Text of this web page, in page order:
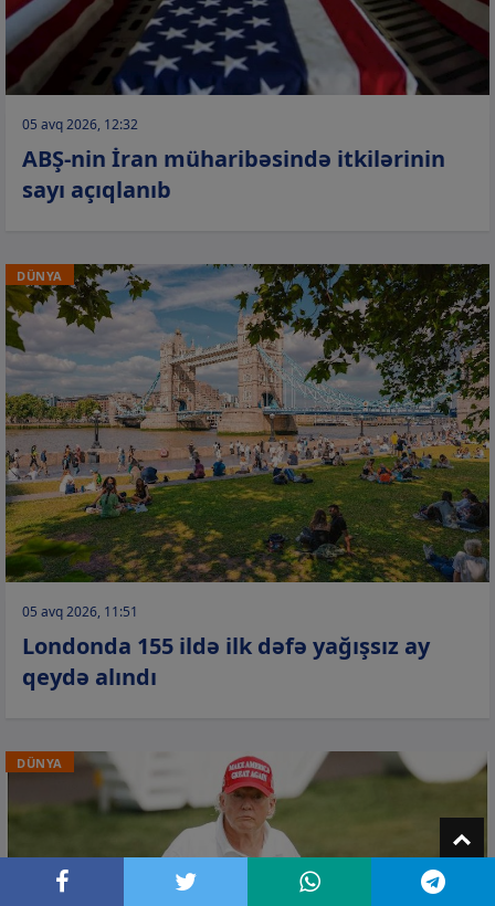
05 avq 2026, 12:32
ABŞ-nin İran müharibəsində itkilərinin
sayı açıqlanıb
DÜNYA
05 avq 2026, 11:51
Londonda 155 ildə ilk dəfə yağışsız ay
qeydə alındı
DÜNYA